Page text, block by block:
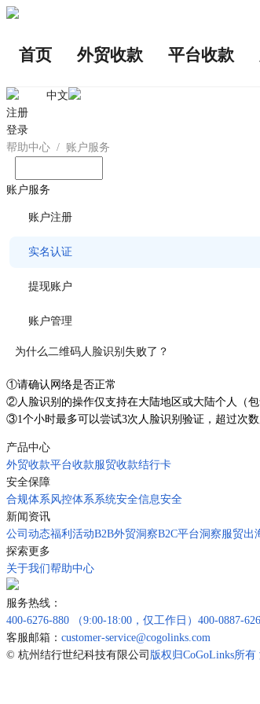
首页 外贸收款 平台收款
中文
注册
登录
帮助中心 / 账户服务
账户服务
账户注册
实名认证
提现账户
账户管理
为什么二维码人脸识别失败了？
①请确认网络是否正常
②人脸识别的操作仅支持在大陆地区或大陆个人（
③1个小时最多可以尝试3次人脸识别验证，超过次
产品中心
外贸收款平台收款 服贸收款结行卡
安全保障
合规体系 风控体系 系统安全信息安全
新闻资讯
公司动态福利活动B2B外贸洞察B2C平台洞察 服贸出
探索更多
关于我们帮助中心
服务热线：
400-6276-880
（9:00-18:00，仅工作日） 400-0887-
客服邮箱： customer-service@cogolinks.com
© 杭州结行世纪科技有限公司 版权归CoGoLinks所有